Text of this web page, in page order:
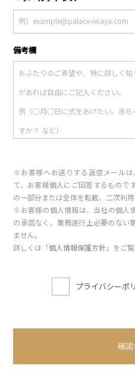
備考欄
※お客様へお送りする返信メール
て、お客様個人にご回答するもので
の一部分または全体を転載、二次利
※お客様の個人情報は、当社の個人
の承諾なく、業務遂行上必要のない
ません。
詳しくは「個人情報保護方針」をご
プライバシーポ